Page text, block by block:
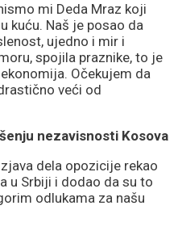
mi Deda Mraz koji
kuću. Naš je posao da
ujedno i mir i
spojila praznike, to je
Očekujem da
veći od
nezavisnosti Kosova
dela opozicije rekao
u Srbiji i dodao da su to
odlukama za našu